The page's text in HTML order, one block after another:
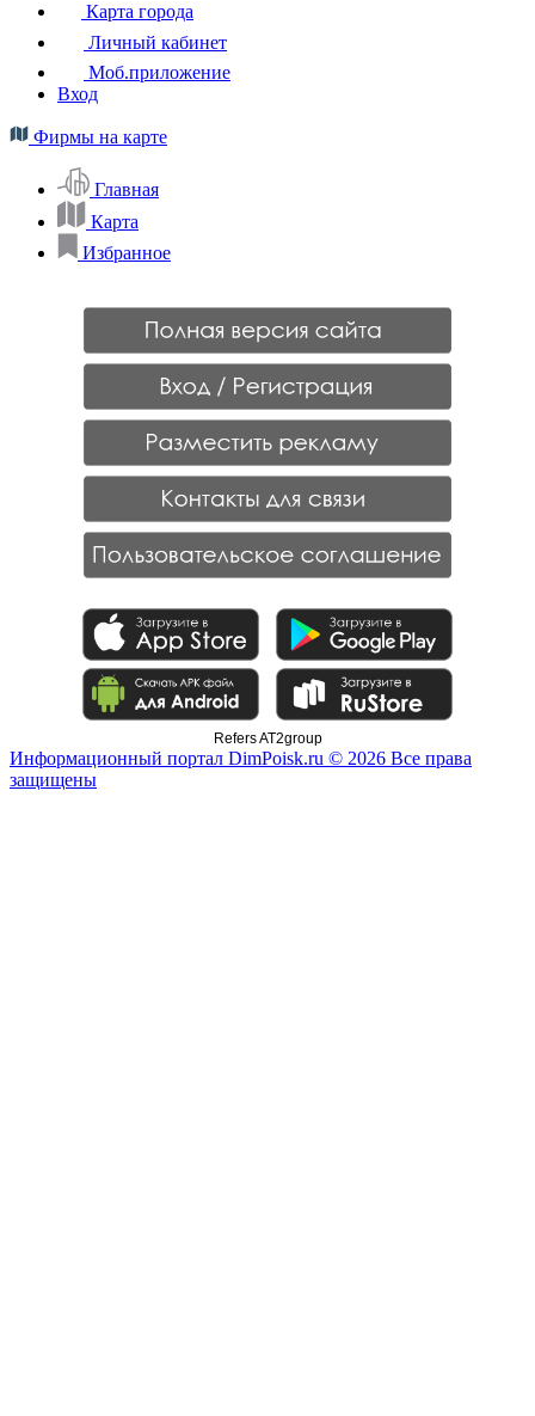
Карта города
Личный кабинет
Моб.приложение
Вход
Фирмы на карте
Главная
Карта
Избранное
Refers AT2group
Информационный портал DimPoisk.ru © 2026 Все права
защищены